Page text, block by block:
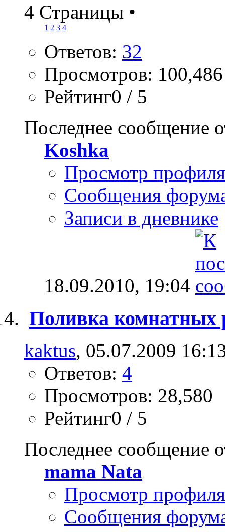
4 Страницы •
1 2 3 4
Ответов: 32
Просмотров: 100,486
Рейтинг0 / 5
Последнее сообщение
Koshka
Просмотр профиля
Сообщения
Записи в дневнике
18.09.2010, 19:04
Поливка комнатных
kaktus, 05.07.2009
Ответов: 4
Просмотров: 28,580
Рейтинг0 / 5
Последнее сообщение
mama Nata
Просмотр профиля
Сообщения